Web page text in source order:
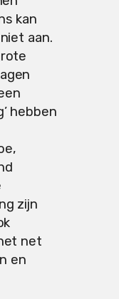
kan
aan.
hebben
zijn
net
en